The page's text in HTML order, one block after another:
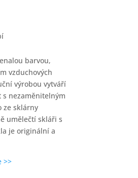
barvou,
vzduchových
výrobou vytváří
nezaměnitelným
ze sklárny
umělečtí skláři s
je originální a
>>